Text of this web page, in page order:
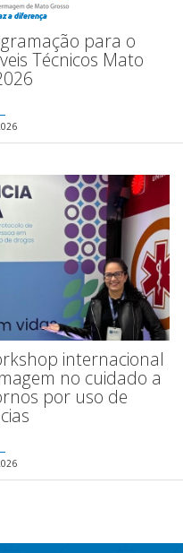
para o
Técnicos Mato
internacional
no cuidado a
por uso de